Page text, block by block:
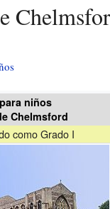
niños
Chelmsford
como Grado I